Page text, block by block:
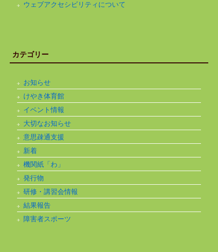
ウェブアクセシビリティについて
カテゴリー
お知らせ
けやき体育館
イベント情報
大切なお知らせ
意思疎通支援
新着
機関紙「わ」
発行物
研修・講習会情報
結果報告
障害者スポーツ